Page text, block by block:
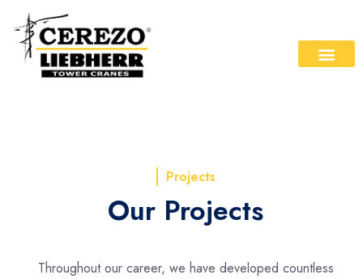
Projects
Our Projects
Throughout our career, we have developed countless